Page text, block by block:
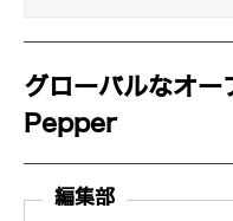
グローバルなオー
Pepper
編集部